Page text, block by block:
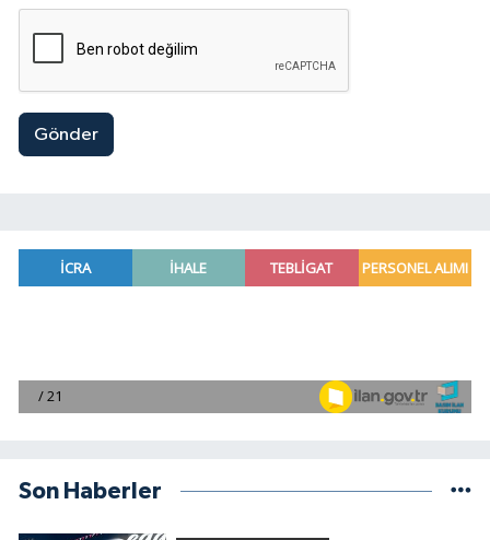
Gönder
Son Haberler